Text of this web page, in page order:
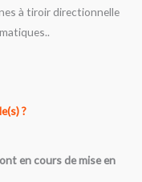
à tiroir directionnelle
?
en cours de mise en